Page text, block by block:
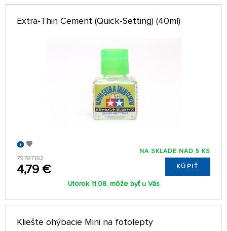
Extra-Thin Cement (Quick-Setting) (40ml)
79787182
4,79 €
NA SKLADE NAD 5 KS
KÚPIŤ
Utorok 11.08. môže byť u Vás
Kliešte ohýbacie Mini na fotolepty